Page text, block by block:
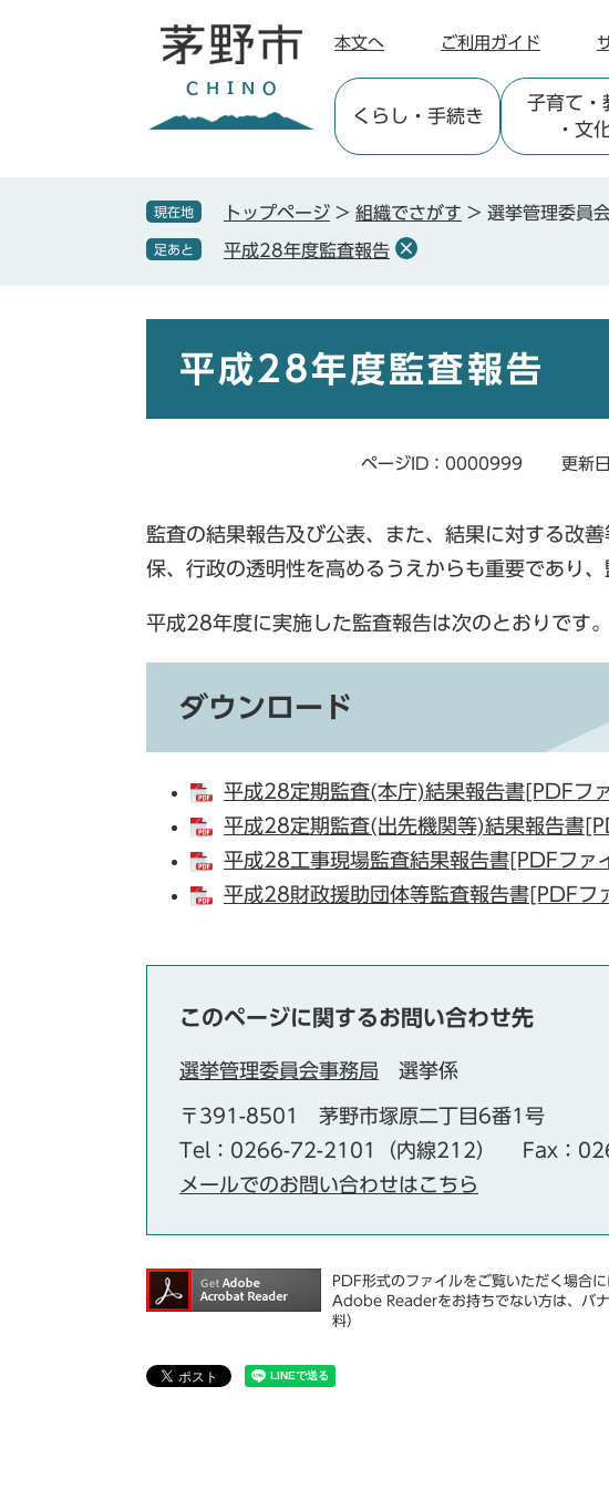
本文へ ご利用ガイド
くらし ・手続き
子育て
・文
現在地 トップページ > 組織でさがす > 選挙管理委員
足あと 平成28年度監査報告
平成28年度監査報告
ページID：0000999 更新
監査の結果報告及び公表、また、結果に対する改
保、行政の透明性を高めるうえからも重要であり、
平成28年度に実施した監査報告は次のとおりです。
ダウンロード
平成28定期監査(本庁)結果報告書[PDFフ
平成28定期監査(出先機関等)結果報告書
平成28工事現場監査結果報告書[PDFファ
平成28財政援助団体等監査報告書[PDFフ
このページに関するお問い合わせ先
選挙管理委員会事務局 選挙係
〒391-8501
茅野市塚原二丁目6番1号
Tel：0266-72-2101（内線212）
Fax：
メールでのお問い合わせはこちら
PDF形式のファイルをご覧いただく場合
Adobe Readerをお持ちでない方は、バ
料）